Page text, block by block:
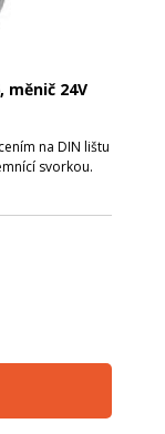
měnič 24V
na DIN lištu
svorkou.